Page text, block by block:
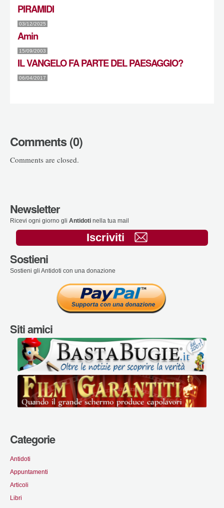
PIRAMIDI
03/12/2025
Amin
15/09/2003
IL VANGELO FA PARTE DEL PAESAGGIO?
06/04/2017
Comments (0)
Comments are closed.
Newsletter
Ricevi ogni giorno gli Antidoti nella tua mail
Iscriviti
Sostieni
Sostieni gli Antidoti con una donazione
Siti amici
Categorie
Antidoti
Appuntamenti
Articoli
Libri